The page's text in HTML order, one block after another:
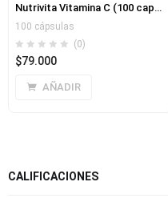
Nutrivita Vitamina C (100 capsulas)
100 cápsulas
(0)
$79.000
AÑADIR
CALIFICACIONES